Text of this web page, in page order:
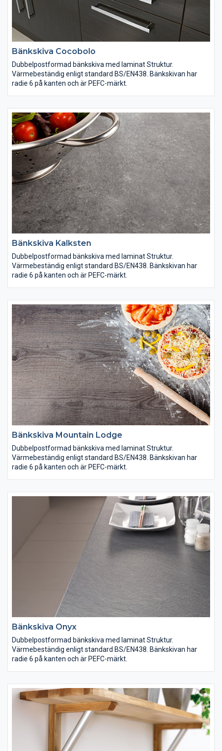
Bänkskiva Cocobolo
Dubbelpostformad bänkskiva med laminat Struktur.
Värmebeständig enligt standard BS/EN438. Bänkskivan har
radie 6 på kanten och är PEFC-märkt.
Bänkskiva Kalksten
Dubbelpostformad bänkskiva med laminat Struktur.
Värmebeständig enligt standard BS/EN438. Bänkskivan har
radie 6 på kanten och är PEFC-märkt.
Bänkskiva Mountain Lodge
Dubbelpostformad bänkskiva med laminat Struktur.
Värmebeständig enligt standard BS/EN438. Bänkskivan har
radie 6 på kanten och är PEFC-märkt.
Bänkskiva Onyx
Dubbelpostformad bänkskiva med laminat Struktur.
Värmebeständig enligt standard BS/EN438. Bänkskivan har
radie 6 på kanten och är PEFC-märkt.